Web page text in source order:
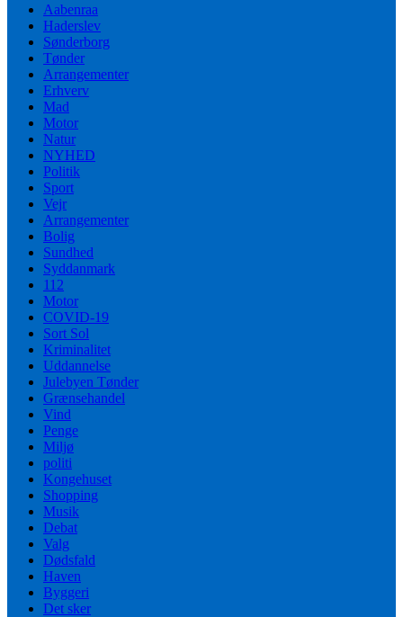
Aabenraa
Haderslev
Sønderborg
Tønder
Arrangementer
Erhverv
Mad
Motor
Natur
NYHED
Politik
Sport
Vejr
Arrangementer
Bolig
Sundhed
Syddanmark
112
Motor
COVID-19
Sort Sol
Kriminalitet
Uddannelse
Julebyen Tønder
Grænsehandel
Vind
Penge
Miljø
politi
Kongehuset
Shopping
Musik
Debat
Valg
Dødsfald
Haven
Byggeri
Det sker